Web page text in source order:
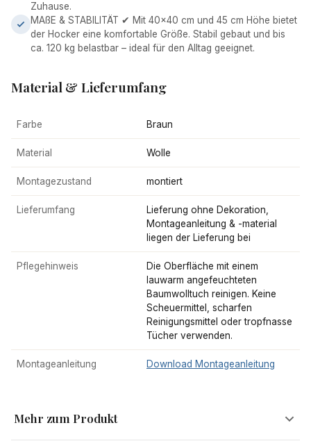
Zuhause.
MAßE & STABILITÄT ✔ Mit 40x40 cm und 45 cm Höhe bietet
der Hocker eine komfortable Größe. Stabil gebaut und bis
ca. 120 kg belastbar – ideal für den Alltag geeignet.
Material & Lieferumfang
Farbe Braun
Material Wolle
Montagezustand montiert
Lieferumfang
Lieferung ohne Dekoration,
Montageanleitung & -material
liegen der Lieferung bei
Pflegehinweis
Die Oberfläche mit einem
lauwarm angefeuchteten
Baumwolltuch reinigen. Keine
Scheuermittel, scharfen
Reinigungsmittel oder tropfnasse
Tücher verwenden.
Montageanleitung Download Montageanleitung
Mehr zum Produkt